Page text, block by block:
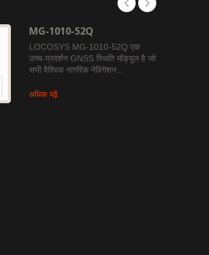
MG-1010-52Q
LOCOSYS MG-1010-52Q एक
उच्च-प्रदर्शन GNSS स्थिति मॉड्यूल है जो
सभी वैश्विक नागरिक नेविगेशन...
अधिक पढ़ें